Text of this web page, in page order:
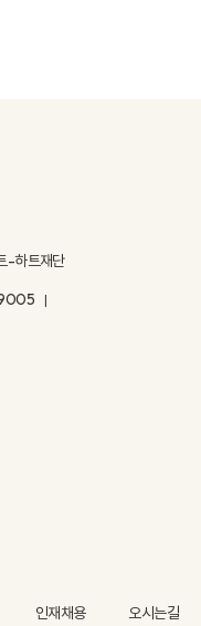
-하트재단
인재채용 오시는길